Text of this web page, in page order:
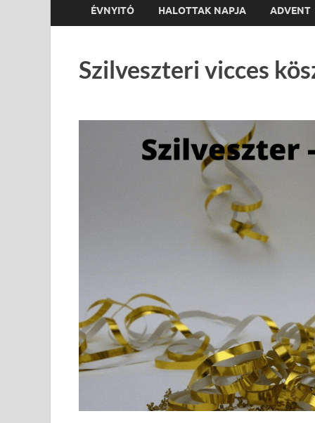
ÉVNYITÓ HALOTTAK NAPJA ADVENT
Szilveszteri vicces